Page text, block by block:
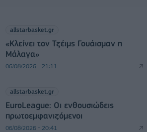
allstarbasket.gr
«Κλείνει τον Τζέιμς Γουάισμαν η
Μάλαγα»
06/08/2026 - 21:11
allstarbasket.gr
EuroLeague: Οι ενθουσιώδεις
πρωτοεμφανιζόμενοι
06/08/2026 - 20:41